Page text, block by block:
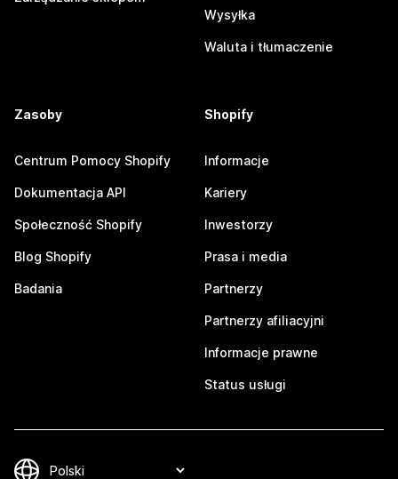
Wysyłka
Waluta i tłumaczenie
Zasoby
Centrum Pomocy Shopify
Dokumentacja API
Społeczność Shopify
Blog Shopify
Badania
Shopify
Informacje
Kariery
Inwestorzy
Prasa i media
Partnerzy
Partnerzy afiliacyjni
Informacje prawne
Status usługi